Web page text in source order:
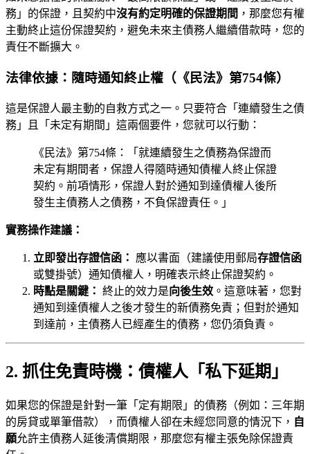
務」的保證，且契約中沒有約定明確的保證期間 ，那麼您有權
主動終止這份保證契約，避免未來主債務人繼續借款時，您的
責任不斷擴大。
法律依據：隨時通知終止權（《民法》第754條）
這是保證人最主動的自救方式之一。只要符合「連續發生之債
務」且「未定有期間」這兩個要件，您就可以行動：
《民法》第754條：「就連續發生之債務為保證而
未定有期間者，保證人得隨時通知債權人終止保證
契約。前項情形，保證人對於通知到達債權人後所
發生主債務人之債務，不負保證責任。」
實務操作建議：
立即發出存證信函： 應以書面（建議使用郵局存證信函
或雙掛號）通知債權人，明確表示終止保證契約。
時點是關鍵： 終止的效力是向後生效 。這意味著，您對
通知到達債權人之後才發生的新債務免責；但對於通知
到達前，主債務人已經產生的債務，您仍須負責。
2. 抓住免責時機：債權人「私下延期」
如果您的保證是針對一筆「定有期限」的債務（例如：三年期
的房貸或單筆借款），而債權人卻在未經您同意的情況下， 自
願允許主債務人延後清償期限，那麼您有權主張免除保證責